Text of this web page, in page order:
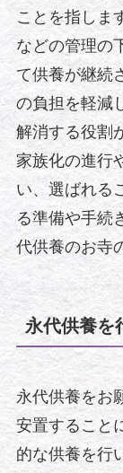
ことを指しま
などの管理の
て供養が継続
の負担を軽減
解消する役割
家族化の進行
い、選ばれる
る準備や手続
代供養のお寺
永代供養を
永代供養をお
安置すること
的な供養を行